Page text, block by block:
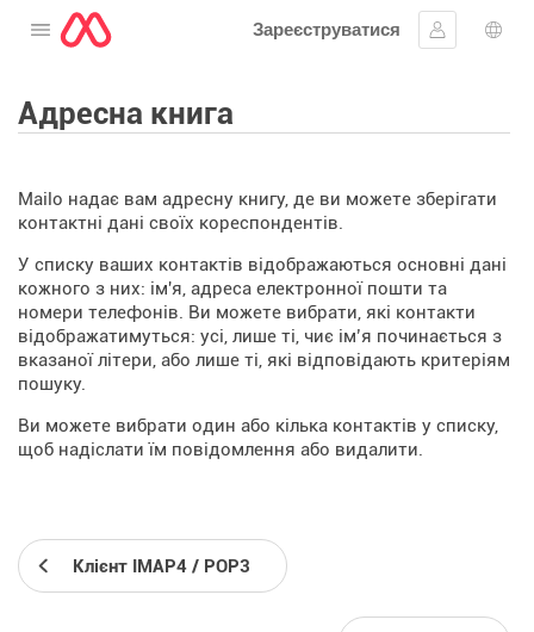
Відкрити меню
Зареєструватися
Увійти
Адресна книга
Mailo надає вам адресну книгу, де ви можете зберігати
контактні дані своїх кореспондентів.
У списку ваших контактів відображаються основні дані
кожного з них: ім'я, адреса електронної пошти та
номери телефонів. Ви можете вибрати, які контакти
відображатимуться: усі, лише ті, чиє ім’я починається з
вказаної літери, або лише ті, які відповідають критеріям
пошуку.
Ви можете вибрати один або кілька контактів у списку,
щоб надіслати їм повідомлення або видалити.
Клієнт IMAP4 / POP3